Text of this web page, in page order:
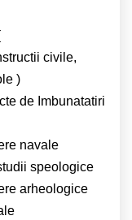
civile,
)
de Imbunatatiri
navale
speologice
arheologice